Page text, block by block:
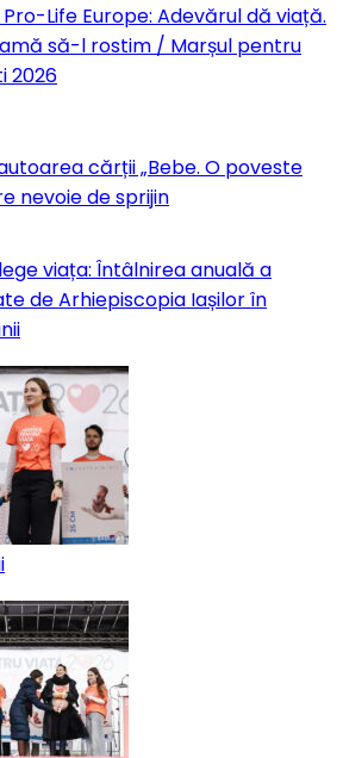
Life Europe: Adevărul dă viață.
să-l rostim / Marșul pentru
2026
cărții „Bebe. O poveste
nevoie de sprijin
viața: Întâlnirea anuală a
de Arhiepiscopia Iașilor în